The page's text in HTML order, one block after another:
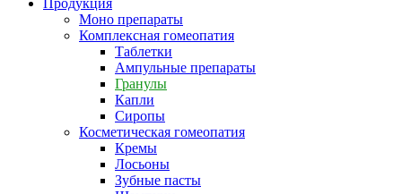
Продукция
Моно препараты
Комплексная гомеопатия
Таблетки
Ампульные препараты
Гранулы
Капли
Сиропы
Косметическая гомеопатия
Кремы
Лосьоны
Зубные пасты